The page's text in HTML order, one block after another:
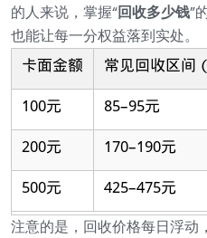
的人来说，掌握“回收多少钱”
也能让每一分权益落到实处。
注意的是，回收价格每日浮动